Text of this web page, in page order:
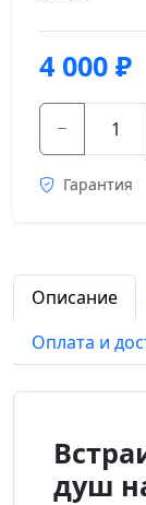
4 000 ₽
Гарантия
Описание
Оплата и
душ